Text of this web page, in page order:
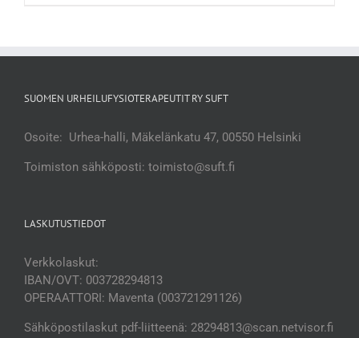
SUOMEN URHEILUFYSIOTERAPEUTIT RY SUFT
Osoite: Urhea-halli, Mäkelänkatu 47, 00550 Helsinki
Toimiston sähköposti: toimisto@suft.fi
LASKUTUSTIEDOT
Verkkolaskut:
IBAN/OVT: 003728294813
OPERAATTORI: Maventa (003721291126)
Sähköpostilaskut pdf-liitteenä: 28294813@scan.netvisor.fi